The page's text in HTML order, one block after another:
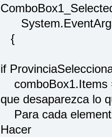
{
if
comboBox1.Items
que desaparezca lo
Para cada
Hacer